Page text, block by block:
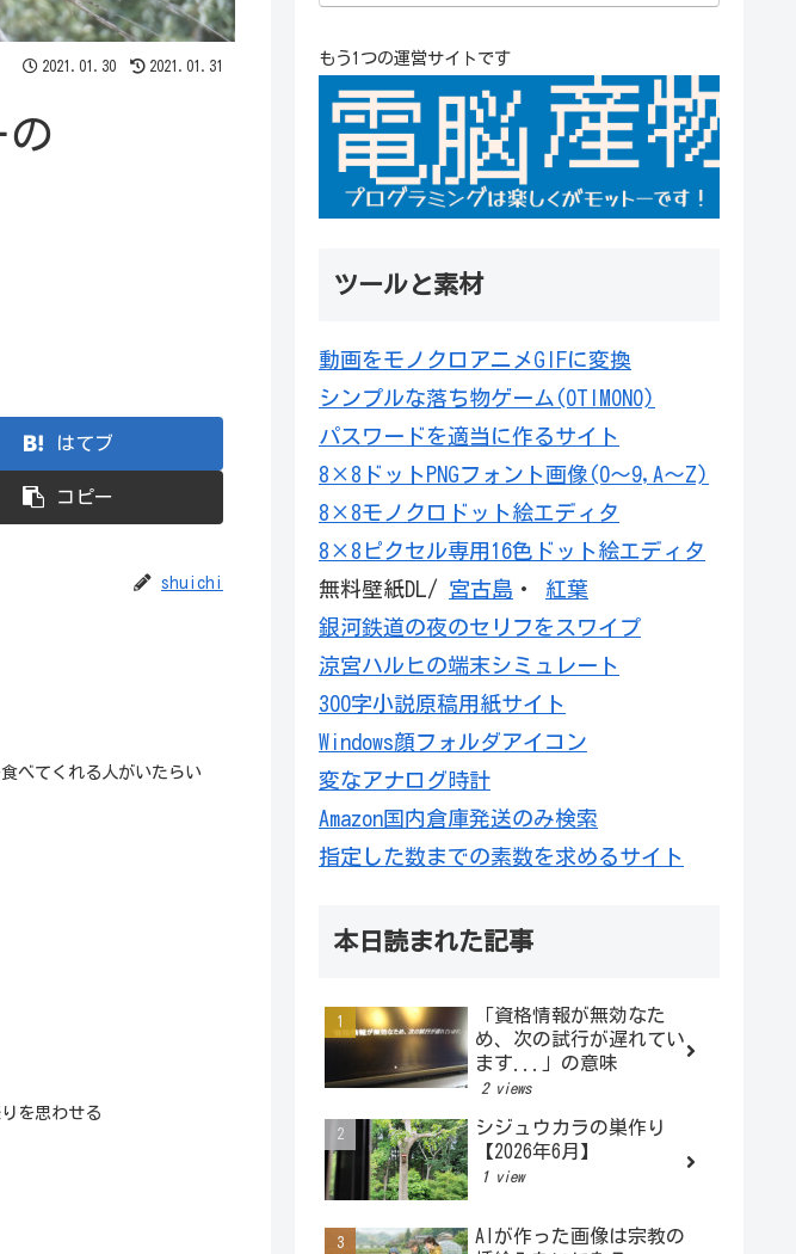
2021.01.30 2021.01.31
の
はてブ
コピー
shuichi
べてくれる人がいたらい
を思わせる
もう1つの運営サイトです
ツールと素材
動画をモノクロアニメGIFに変換
シンプルな落ち物ゲーム(OTIMONO)
パスワードを適当に作るサイト
8×8ドットPNGフォント画像(0～9,A～Z)
8×8モノクロドット絵エディタ
8×8ピクセル専用16色ドット絵エディタ
無料壁紙DL/ 宮古島 ・ 紅葉
銀河鉄道の夜のセリフをスワイプ
涼宮ハルヒの端末シミュレート
300字小説原稿用紙サイト
Windows顔フォルダアイコン
変なアナログ時計
Amazon国内倉庫発送のみ検索
指定した数までの素数を求めるサイト
本日読まれた記事
「資格情報が無効なた
め、次の試行が遅れてい
ます...」の意味
2 views
シジュウカラの巣作り
【2026年6月】
1 view
AIが作った画像は宗教の